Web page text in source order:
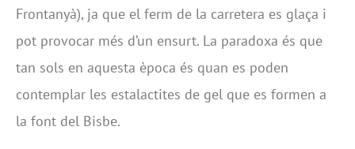
Frontanyà), ja que el ferm de la carretera es glaça i
pot provocar més d’un ensurt. La paradoxa és que
tan sols en aquesta època és quan es poden
contemplar les estalactites de gel que es formen a
la font del Bisbe.